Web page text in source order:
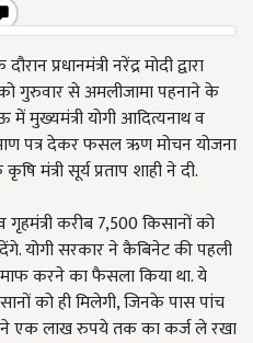
प्रधानमंत्री नरेंद्र मोदी द्वारा
गुरुवार से अमलीजामा पहनाने के
मुख्यमंत्री योगी आदित्यनाथ व
पत्र देकर फसल ऋण मोचन योजना
मंत्री सूर्य प्रताप शाही ने दी.
गृहमंत्री करीब 7,500 किसानों को
योगी सरकार ने कैबिनेट की पहली
करने का फैसला किया था. ये
को ही मिलेगी, जिनके पास पांच
एक लाख रुपये तक का कर्ज ले रखा